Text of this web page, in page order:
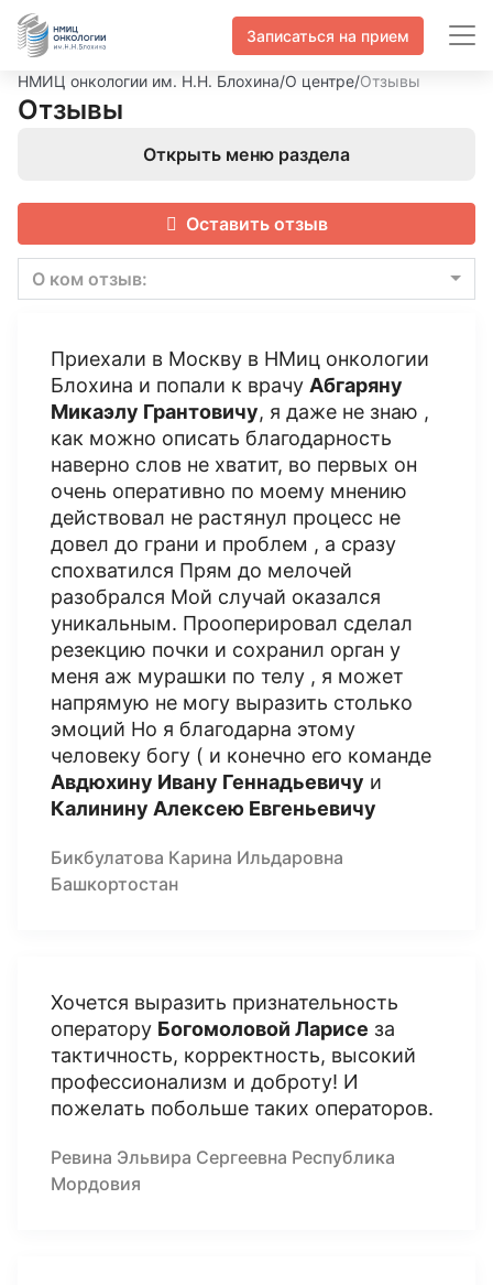
Записаться на прием
НМИЦ онкологии им. Н.Н. Блохина/О центре/Отзывы
Отзывы
Открыть меню раздела
Оставить отзыв
О ком отзыв:
Приехали в Москву в НМиц онкологии
Блохина и попали к врачу Абгаряну
Микаэлу Грантовичу, я даже не знаю ,
как можно описать благодарность
наверно слов не хватит, во первых он
очень оперативно по моему мнению
действовал не растянул процесс не
довел до грани и проблем , а сразу
спохватился Прям до мелочей
разобрался Мой случай оказался
уникальным. Прооперировал сделал
резекцию почки и сохранил орган у
меня аж мурашки по телу , я может
напрямую не могу выразить столько
эмоций Но я благодарна этому
человеку богу ( и конечно его команде
Авдюхину Ивану Геннадьевичу и
Калинину Алексею Евгеньевичу
Бикбулатова Карина Ильдаровна
Башкортостан
Хочется выразить признательность
оператору Богомоловой Ларисе за
тактичность, корректность, высокий
профессионализм и доброту! И
пожелать побольше таких операторов.
Ревина Эльвира Сергеевна Республика
Мордовия